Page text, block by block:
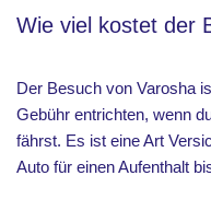
Wie viel kostet der
Der Besuch von Varosha
Gebühr entrichten, wenn
fährst. Es ist eine Art
Auto für einen Aufenthalt